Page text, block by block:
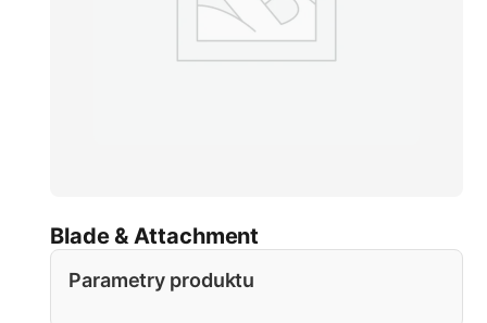
Blade & Attachment
Parametry produktu